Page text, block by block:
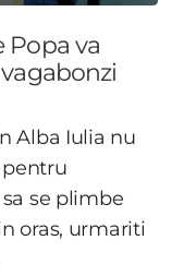
Popa va
Alba Iulia nu
se plimbe
oras, urmariti